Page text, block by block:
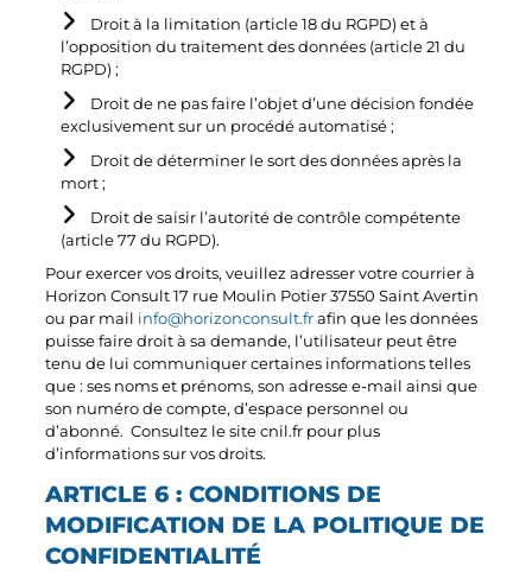
Droit à la limitation (article 18 du RGPD) et à
l’opposition du traitement des données (article 21 du
RGPD) ;
Droit de ne pas faire l’objet d’une décision fondée
exclusivement sur un procédé automatisé ;
Droit de déterminer le sort des données après la
mort ;
Droit de saisir l’autorité de contrôle compétente
(article 77 du RGPD).
Pour exercer vos droits, veuillez adresser votre courrier à
Horizon Consult 17 rue Moulin Potier 37550 Saint Avertin
ou par mail info@horizonconsult.fr afin que les données
puisse faire droit à sa demande, l’utilisateur peut être
tenu de lui communiquer certaines informations telles
que : ses noms et prénoms, son adresse e-mail ainsi que
son numéro de compte, d’espace personnel ou
d’abonné. Consultez le site cnil.fr pour plus
d’informations sur vos droits.
ARTICLE 6 : CONDITIONS DE
MODIFICATION DE LA POLITIQUE DE
CONFIDENTIALITÉ